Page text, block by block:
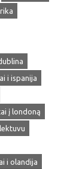
i ispanija
į londoną
i olandija